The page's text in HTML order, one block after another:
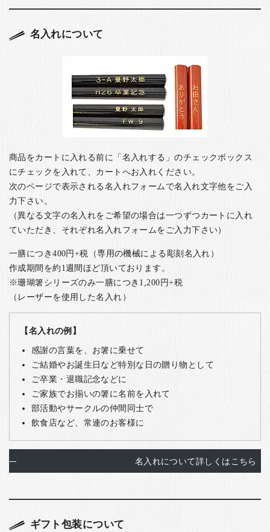
名入れについて
商品をカートに入れる前に「名入れする」のチェックボックス
にチェックを入れて、カートへお入れください。
次のページで表示される名入れフォームで名入れ文字他をご入
力下さい。
（異なる文字の名入れをご希望の場合は一つずつカートに入れ
ていただき、それぞれ名入れフォームをご入力下さい）
一膳につき400円+税（専用の機械による彫刻名入れ）
作成期間を約1週間ほど頂いております。
※珊瑚箸シリーズのみ一膳につき1,200円+税
（レーザーを使用した名入れ）
【名入れの例】
感謝の言葉を、お箸に乗せて
ご結婚やお誕生日など特別な日の贈り物として
ご卒業・退職記念などに
ご家族でお揃いの箸に名前を入れて
部活動やサークルの仲間同士で
飲食店など、常連のお客様に
名入れについて詳しくはこちら
ギフト包装について